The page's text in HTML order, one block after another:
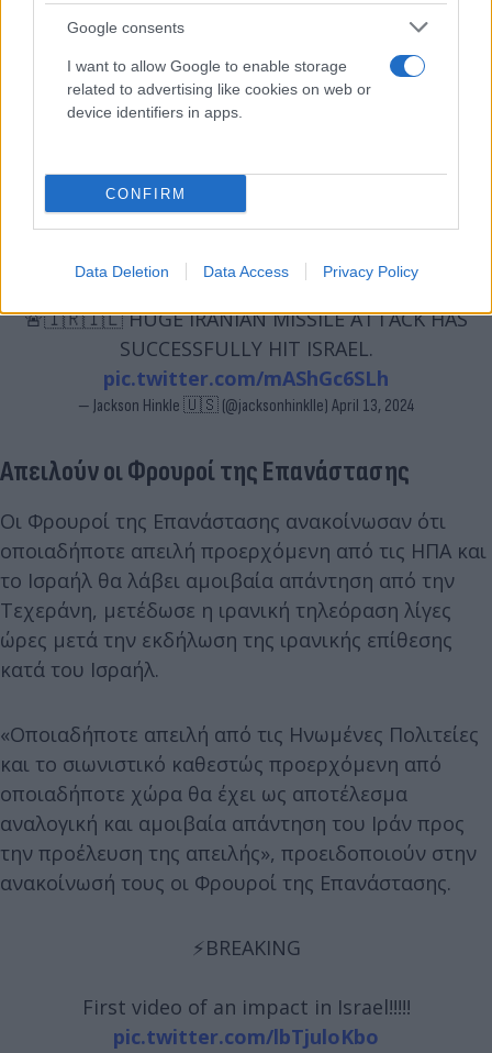
Google consents
I want to allow Google to enable storage
related to advertising like cookies on web or
device identifiers in apps.
CONFIRM
Data Deletion Data Access Privacy Policy
🚨🇮🇷🇮🇱 HUGE IRANIAN MISSILE ATTACK HAS
SUCCESSFULLY HIT ISRAEL.
pic.twitter.com/mAShGc6SLh
— Jackson Hinkle 🇺🇸 (@jacksonhinklle) April 13, 2024
Aπειλούν οι Φρουροί της Επανάστασης
Οι Φρουροί της Επανάστασης ανακοίνωσαν ότι
οποιαδήποτε απειλή προερχόμενη από τις ΗΠΑ και
το Ισραήλ θα λάβει αμοιβαία απάντηση από την
Τεχεράνη, μετέδωσε η ιρανική τηλεόραση λίγες
ώρες μετά την εκδήλωση της ιρανικής επίθεσης
κατά του Ισραήλ.
«Οποιαδήποτε απειλή από τις Ηνωμένες Πολιτείες
και το σιωνιστικό καθεστώς προερχόμενη από
οποιαδήποτε χώρα θα έχει ως αποτέλεσμα
αναλογική και αμοιβαία απάντηση του Ιράν προς
την προέλευση της απειλής», προειδοποιούν στην
ανακοίνωσή τους οι Φρουροί της Επανάστασης.
⚡️BREAKING
First video of an impact in Israel!!!!!
pic.twitter.com/lbTjuloKbo